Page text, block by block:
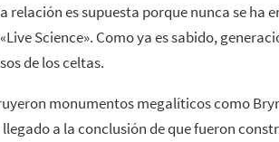
relación es supuesta porque nunca se
Science». Como ya es sabido,
de los celtas.
monumentos megalíticos como
a la conclusión de que fueron